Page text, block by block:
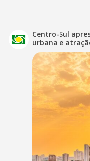
Centro-Sul
urbana e